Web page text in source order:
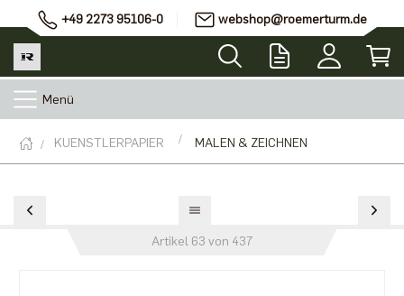
+49 2273 95106-0 webshop@roemerturm.de
Menü
KUENSTLERPAPIER MALEN & ZEICHNEN
Artikel 63 von 437